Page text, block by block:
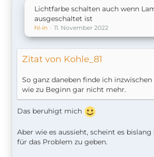
Lichtfarbe schalten auch wenn
ausgeschaltet ist
hl-in 11. November 2022
Zitat von Kohle_81
So ganz daneben finde ich inzwischen
wie zu Beginn gar nicht mehr.
Das beruhigt mich
Aber wie es aussieht, scheint es bislang
für das Problem zu geben.